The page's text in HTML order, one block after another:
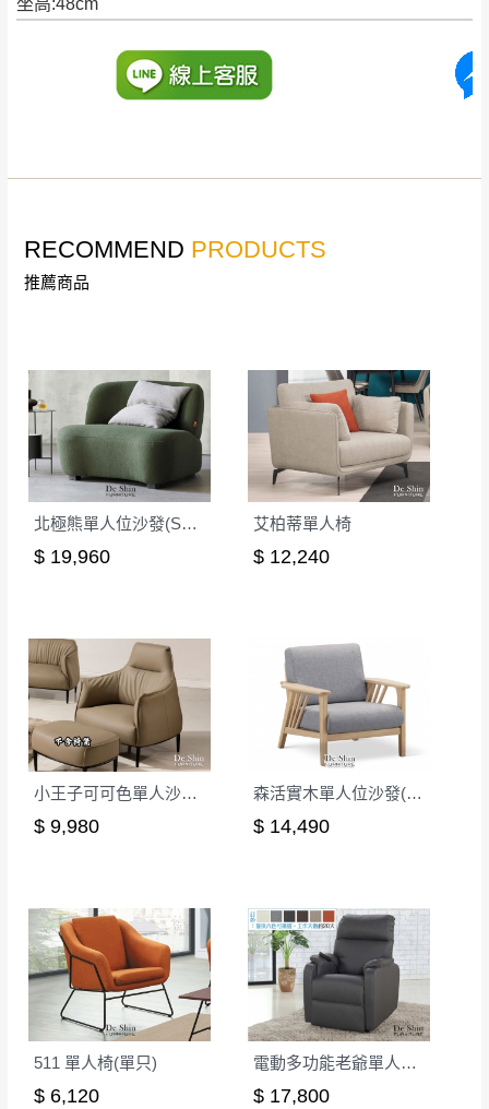
山區內等，或收貨地點搬運過於困難等因素，導致無
法順利配送，本公司除了盡最大努力完成配送外，視
支付。
因大型傢俱有組裝、配送的問題，並非一般快速到貨
商品，無法指定特定時間送達，司機當天到貨前皆會
再與您通知，讓您不用整天在家等貨，以免浪費你的
寶貴時間。
如遇自然災害、政府宣布之災害警報等不可抗力情
事，而危及運送人員輸送之安全，本司得視狀況延後
至百貨公司卸貨區為限，恕無法送至指定樓面。
遇百貨周年慶期間，恕暫停百貨公司相關運送 》
無回收家具服務，若需回收家俱可聯絡當地請清潔隊
回收,免付費清運專線：0800-085-717
退換貨，
訂購前請確認商品尺寸，大型物件因為人工
丈量，難免會有些許誤差值(約正負0.5CM)
若發生非本司因素致使之汙損破壞，恕無法
本公司部份商品無維修服務，超過7日鑑賞
期，商品使用年限，因客人使用習慣、居家
環境不同。若屬人為因素導致商品損壞、零
件短缺，則維修、搬運費用，需由消費者自
行吸收(另事先與消費者報價，消費者同意將
會進行維修)。
到貨7日內為鑑賞期(注意:鑑賞期非試用期)，
如欲放置營業場所及公開場合之商品則無享
有商品一年保固之服務。
訂單成立時請儘速於三日內完成付款，交易恕不
殺價，商品均已最低價格售出，且在特定時日會給
予折扣，請密切注意。
▪️三日內若未接獲您的匯款或轉帳通知，商品將不
予保留(訂單自動取消)。
RECOMMEND PRODUCTS
推薦商品
北極熊單人位沙發(SF6862-1)
$ 19,960
艾柏蒂單人椅
$ 12,240
小王子可可色單人沙發(不含椅凳)
$ 9,980
森活實木單人位沙發(K1257)
$ 14,490
511 單人椅(單只)
$ 6,120
電動多功能老爺單人沙發(D095)
$ 17,800